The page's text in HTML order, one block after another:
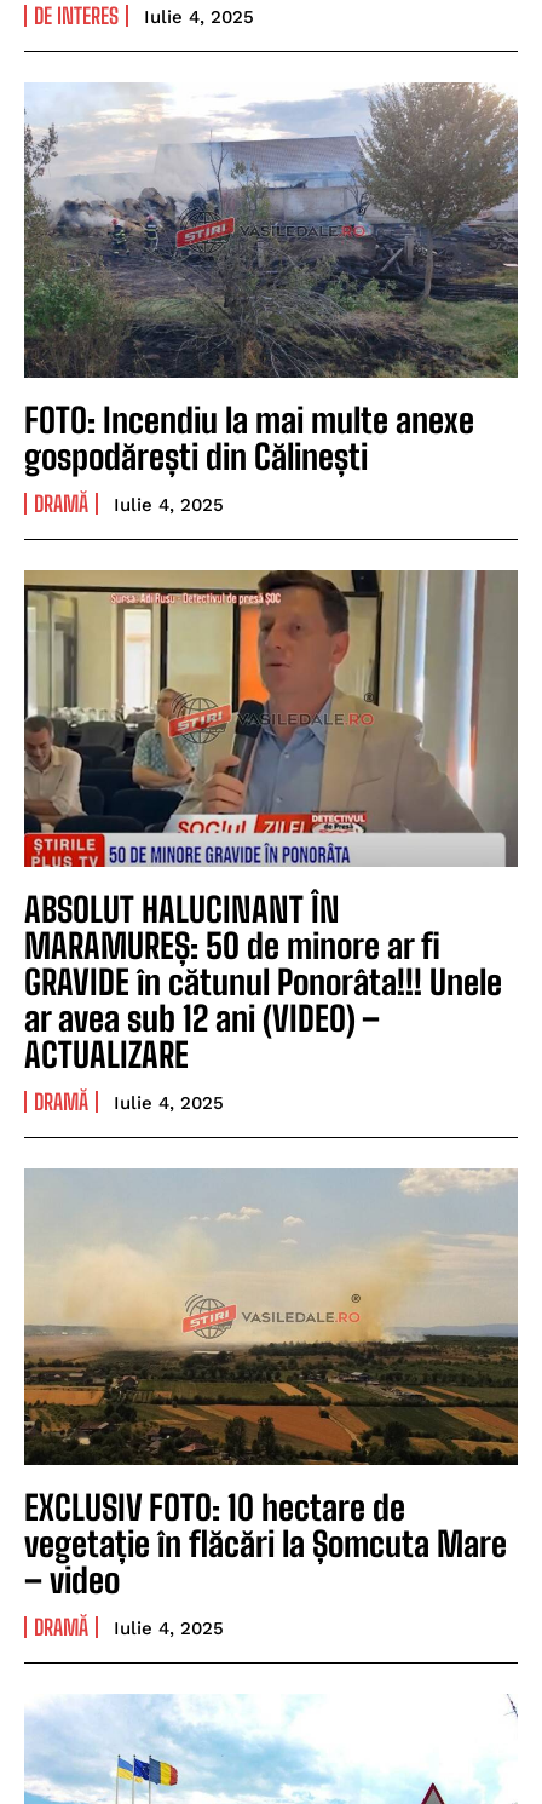
DE INTERES Iulie 4, 2025
FOTO: Incendiu la mai multe anexe
gospodărești din Călinești
DRAMĂ Iulie 4, 2025
ABSOLUT HALUCINANT ÎN
MARAMUREȘ: 50 de minore ar fi
GRAVIDE în cătunul Ponorâta!!! Unele
ar avea sub 12 ani (VIDEO) –
ACTUALIZARE
DRAMĂ Iulie 4, 2025
EXCLUSIV FOTO: 10 hectare de
vegetație în flăcări la Șomcuta Mare
– video
DRAMĂ Iulie 4, 2025